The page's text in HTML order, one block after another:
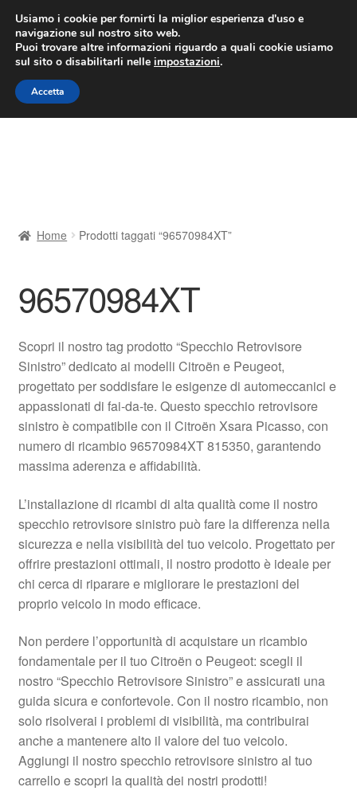
CONSEGNA da 7 EUR
Lun-Ven 9:00 - 16:00/800 580 290
Vai
alla
navigazione
Vai
al
contenuto
Contatto
Il mio account
Pagamenti
Politica sulla riservatezza
Procedura di Reclamo
Registratore di cassa
Rimostranza
Spedizione in tutto il mondo
Termini e condizioni
Home Prodotti taggati “96570984XT”
96570984XT
Scopri il nostro tag prodotto “Specchio Retrovisore
Sinistro” dedicato ai modelli Citroën e Peugeot,
progettato per soddisfare le esigenze di automeccanici e
appassionati di fai-da-te. Questo specchio retrovisore
sinistro è compatibile con il Citroën Xsara Picasso, con
numero di ricambio 96570984XT 815350, garantendo
massima aderenza e affidabilità.
L’installazione di ricambi di alta qualità come il nostro
specchio retrovisore sinistro può fare la differenza nella
sicurezza e nella visibilità del tuo veicolo. Progettato per
offrire prestazioni ottimali, il nostro prodotto è ideale per
chi cerca di riparare e migliorare le prestazioni del
proprio veicolo in modo efficace.
Non perdere l’opportunità di acquistare un ricambio
fondamentale per il tuo Citroën o Peugeot: scegli il
nostro “Specchio Retrovisore Sinistro” e assicurati una
guida sicura e confortevole. Con il nostro ricambio, non
solo risolverai i problemi di visibilità, ma contribuirai
anche a mantenere alto il valore del tuo veicolo.
Aggiungi il nostro specchio retrovisore sinistro al tuo
carrello e scopri la qualità dei nostri prodotti!
Usiamo i cookie per fornirti la miglior esperienza d'uso e
navigazione sul nostro sito web.
Puoi trovare altre informazioni riguardo a quali cookie usiamo
sul sito o disabilitarli nelle impostazioni.
Accetta